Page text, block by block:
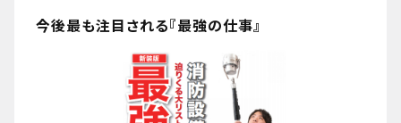
今後最も注目される『最強の仕事』